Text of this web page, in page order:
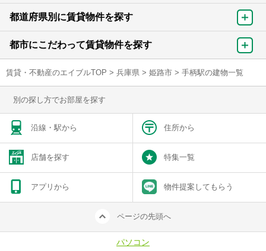
都道府県別に賃貸物件を探す
都市にこだわって賃貸物件を探す
賃貸・不動産のエイブルTOP > 兵庫県 > 姫路市 > 手柄駅の建物一覧
別の探し方でお部屋を探す
沿線・駅から 住所から
店舗を探す 特集一覧
アプリから 物件提案してもらう
ページの先頭へ
パソコン